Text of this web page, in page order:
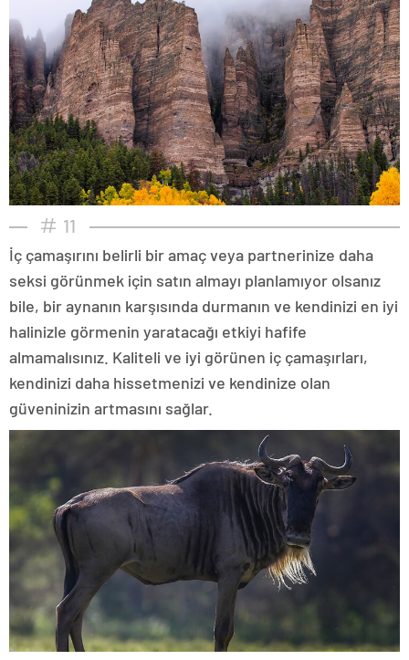
11
İç çamaşırını belirli bir amaç veya partnerinize daha
seksi görünmek için satın almayı planlamıyor olsanız
bile, bir aynanın karşısında durmanın ve kendinizi en iyi
halinizle görmenin yaratacağı etkiyi hafife
almamalısınız. Kaliteli ve iyi görünen iç çamaşırları,
kendinizi daha hissetmenizi ve kendinize olan
güveninizin artmasını sağlar.